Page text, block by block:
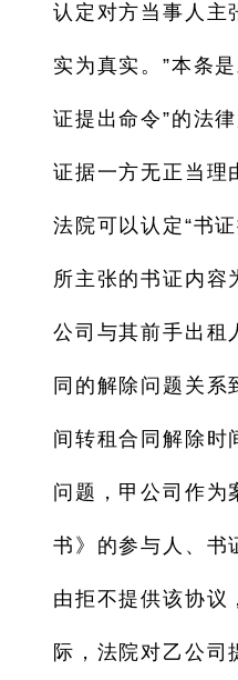
认定对方当事人主
实为真实。”本条
证提出命令”的法
证据一方无正当理
法院可以认定“书
所主张的书证内容
公司与其前手出租
同的解除问题关系
间转租合同解除时
问题，甲公司作为
书》的参与人、书
由拒不提供该协议
际，法院对乙公司